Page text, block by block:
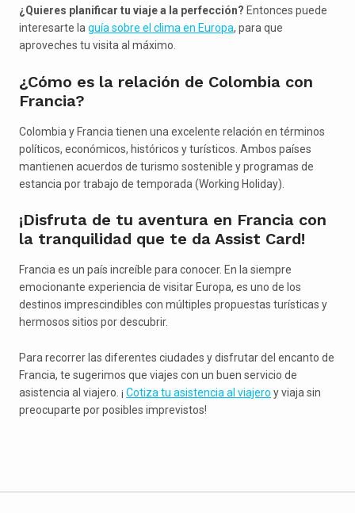
¿Quieres planificar tu viaje a la perfección? Entonces puede
interesarte laguía sobre el clima en Europa, para que
aproveches tu visita al máximo.
¿Cómo es la relación de Colombia con
Francia?
Colombia y Francia tienen una excelente relación en términos
políticos, económicos, históricos y turísticos. Ambos países
mantienen acuerdos de turismo sostenible y programas de
estancia por trabajo de temporada (Working Holiday).
¡Disfruta de tu aventura en Francia con
la tranquilidad que te da Assist Card!
Francia es un país increíble para conocer. En la siempre
emocionante experiencia de visitar Europa, es uno de los
destinos imprescindibles con múltiples propuestas turísticas y
hermosos sitios por descubrir.
Para recorrer las diferentes ciudades y disfrutar del encanto de
Francia, te sugerimos que viajes con un buen servicio de
asistencia al viajero. ¡ Cotiza tu asistencia al viajero y viaja sin
preocuparte por posibles imprevistos!